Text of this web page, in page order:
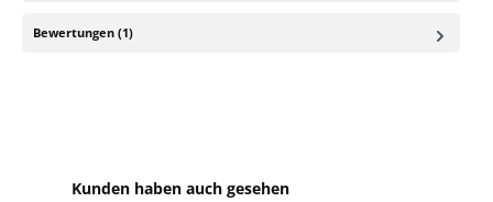
Bewertungen (1)
Produktgalerie überspringen
Kunden haben auch gesehen